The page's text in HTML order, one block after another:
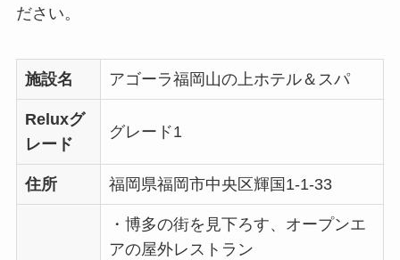
ださい。
施設名 アゴーラ福岡山の上ホテル＆スパ
Reluxグ
レード
グレード1
住所 福岡県福岡市中央区輝国1-1-33
・博多の街を見下ろす、オープンエ
アの屋外レストラン